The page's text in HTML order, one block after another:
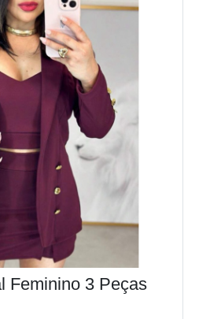
Feminino 3 Peças